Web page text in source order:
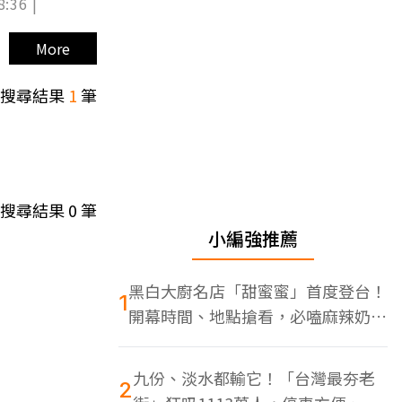
More
搜尋結果 1筆
搜尋結果0筆
小編強推薦
1黑白大廚名店「甜蜜蜜」首度登台！
開幕時間、地點搶看，必嗑麻辣奶油
蝦
2九份、淡水都輸它！「台灣最夯老